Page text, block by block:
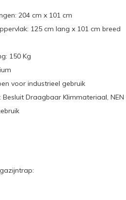
204 cm x 101 cm
125 cm lang x 101 cm breed
150 Kg
voor industrieel gebruik
Draagbaar Klimmateriaal, NEN